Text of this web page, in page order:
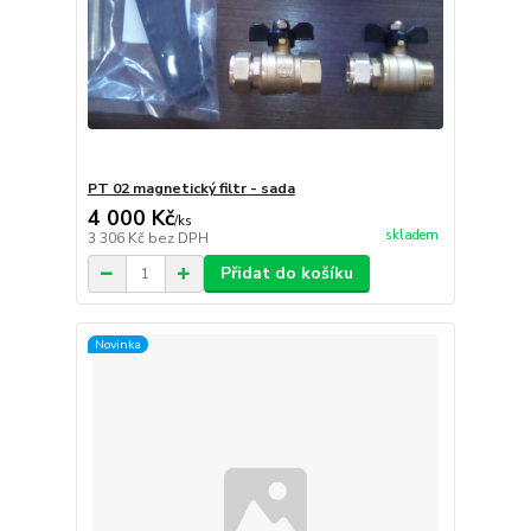
PT 02 magnetický filtr - sada
4 000 Kč/ks
3 306 Kč bez DPH skladem
Přidat do košíku
Novinka